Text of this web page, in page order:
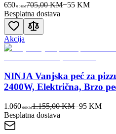
650 00KM705,00 KM−55 KM
Besplatna dostava
Akcija
NINJA Vanjska peć za
2400W, Električna, Brzo
1.060 00KM1.155,00 KM−95KM
Besplatna dostava